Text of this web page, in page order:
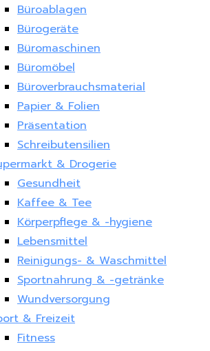
Büroablagen
Bürogeräte
Büromaschinen
Büromöbel
Büroverbrauchsmaterial
Papier & Folien
Präsentation
Schreibutensilien
& Drogerie
Gesundheit
Kaffee & Tee
Körperpflege & -hygiene
Lebensmittel
Reinigungs- & Waschmittel
Sportnahrung & -getränke
Wundversorgung
& Freizeit
Fitness